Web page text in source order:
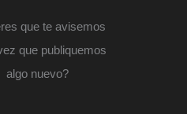
que te avisemos
que publiquemos
algo nuevo?